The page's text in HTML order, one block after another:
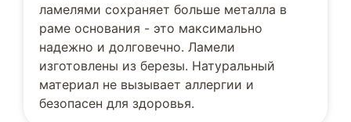
ламелями сохраняет больше металла в
раме основания - это максимально
надежно и долговечно. Ламели
изготовлены из березы. Натуральный
материал не вызывает аллергии и
безопасен для здоровья.